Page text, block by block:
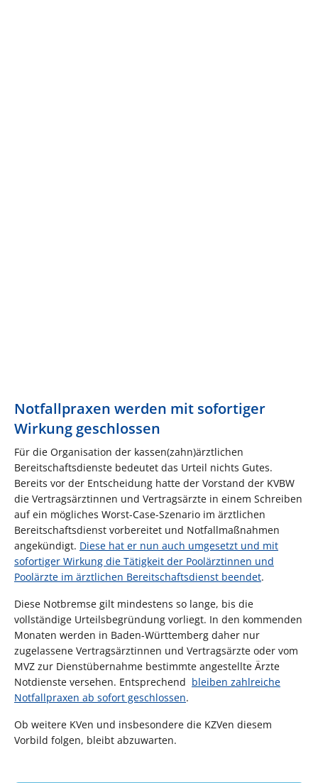
Notfallpraxen werden mit sofortiger
Wirkung geschlossen
Für die Organisation der kassen(zahn)ärztlichen
Bereitschaftsdienste bedeutet das Urteil nichts Gutes.
Bereits vor der Entscheidung hatte der Vorstand der KVBW
die Vertragsärztinnen und Vertragsärzte in einem Schreiben
auf ein mögliches Worst-Case-Szenario im ärztlichen
Bereitschaftsdienst vorbereitet und Notfallmaßnahmen
angekündigt. Diese hat er nun auch umgesetzt und mit
sofortiger Wirkung die Tätigkeit der Poolärztinnen und
Poolärzte im ärztlichen Bereitschaftsdienst beendet.
Diese Notbremse gilt mindestens so lange, bis die
vollständige Urteilsbegründung vorliegt. In den kommenden
Monaten werden in Baden-Württemberg daher nur
zugelassene Vertragsärztinnen und Vertragsärzte oder vom
MVZ zur Dienstübernahme bestimmte angestellte Ärzte
Notdienste versehen. Entsprechend bleiben zahlreiche
Notfallpraxen ab sofort geschlossen.
Ob weitere KVen und insbesondere die KZVen diesem
Vorbild folgen, bleibt abzuwarten.